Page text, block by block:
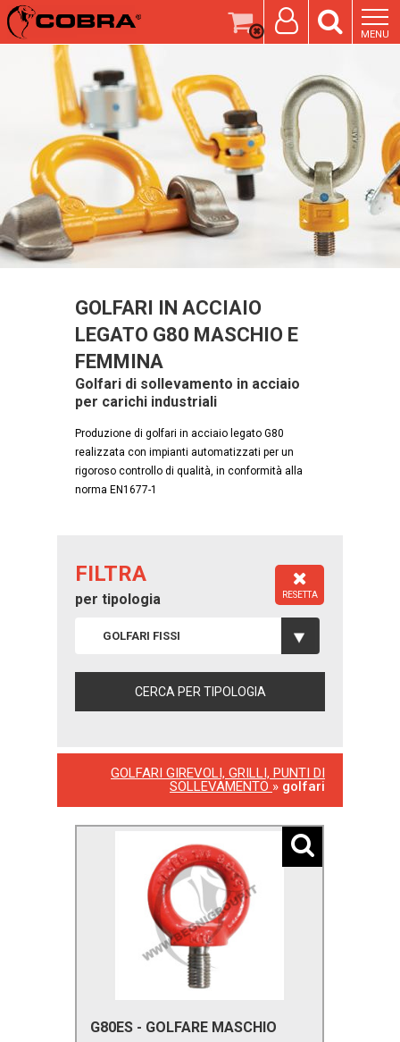
MENU
GOLFARI IN ACCIAIO
LEGATO G80 MASCHIO E
FEMMINA
Golfari di sollevamento in acciaio
per carichi industriali
Produzione di golfari in acciaio legato G80
realizzata con impianti automatizzati per un
rigoroso controllo di qualità, in conformità alla
norma EN1677-1
FILTRA
per tipologia
GOLFARI FISSI
RESETTA
GOLFARI GIREVOLI, GRILLI, PUNTI DI
SOLLEVAMENTO » golfari
G80ES - GOLFARE MASCHIO